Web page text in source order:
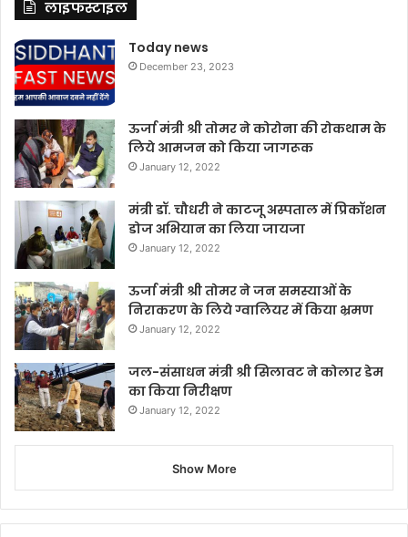
लाइफस्टाइल
Today news
December 23, 2023
ऊर्जा मंत्री श्री तोमर ने कोरोना की रोकथाम के
लिये आमजन को किया जागरूक
January 12, 2022
मंत्री डॉ. चौधरी ने काटजू अस्पताल में प्रिकॉशन
डोज अभियान का लिया जायजा
January 12, 2022
ऊर्जा मंत्री श्री तोमर ने जन समस्याओं के
निराकरण के लिये ग्वालियर में किया भ्रमण
January 12, 2022
जल-संसाधन मंत्री श्री सिलावट ने कोलार डेम
का किया निरीक्षण
January 12, 2022
Show More